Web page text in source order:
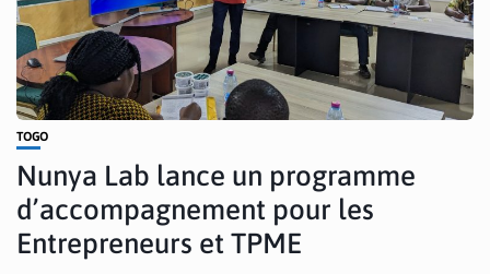
TOGO
Nunya Lab lance un programme
d’accompagnement pour les
Entrepreneurs et TPME